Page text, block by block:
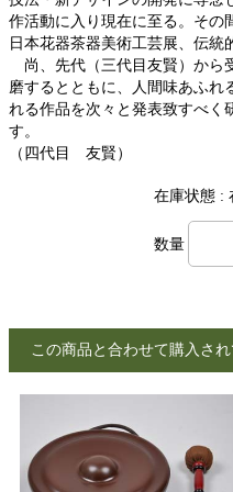
作活動に入り現在に至る。その
日本花器茶器美術工芸展、伝統
尚、先代（三代目友賢）から
磨するとともに、人間味あふれ
れる作品を次々と発表致すべく
す。 風炉
（四代目 友賢）
在庫状態 :
数量
この商品と合わせて購入さ